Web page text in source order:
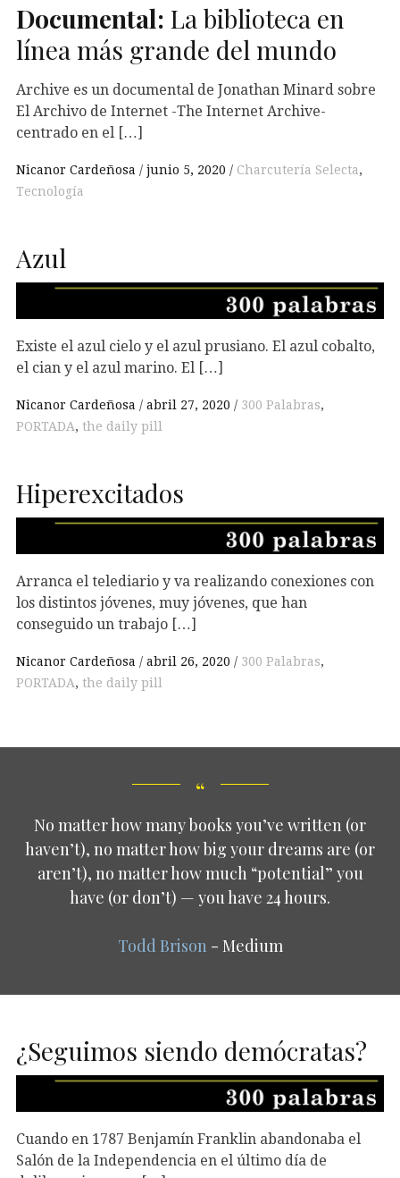
Documental: La biblioteca en
línea más grande del mundo
Archive es un documental de Jonathan Minard sobre
El Archivo de Internet -The Internet Archive-
centrado en el […]
Nicanor Cardeñosa junio 5, 2020 Charcutería Selecta,
Tecnología
Azul
Existe el azul cielo y el azul prusiano. El azul cobalto,
el cian y el azul marino. El […]
Nicanor Cardeñosa abril 27, 2020 300 Palabras,
PORTADA, the daily pill
Hiperexcitados
Arranca el telediario y va realizando conexiones con
los distintos jóvenes, muy jóvenes, que han
conseguido un trabajo […]
Nicanor Cardeñosa abril 26, 2020 300 Palabras,
PORTADA, the daily pill
No matter how many books you’ve written (or
haven’t), no matter how big your dreams are (or
aren’t), no matter how much “potential” you
have (or don’t) — you have 24 hours.
Todd Brison - Medium
¿Seguimos siendo demócratas?
Cuando en 1787 Benjamín Franklin abandonaba el
Salón de la Independencia en el último día de